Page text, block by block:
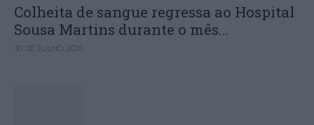
Colheita de sangue regressa ao Hospital
Sousa Martins durante o mês...
30 DE JULHO, 2026